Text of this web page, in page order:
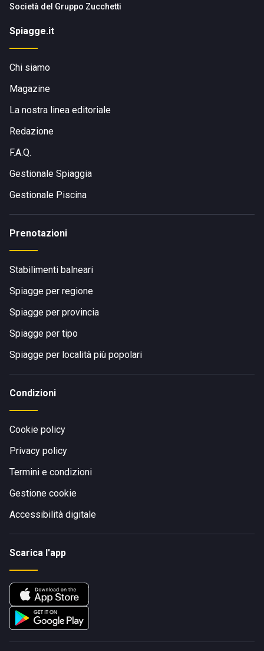
Società del Gruppo Zucchetti
Spiagge.it
Chi siamo
Magazine
La nostra linea editoriale
Redazione
F.A.Q.
Gestionale Spiaggia
Gestionale Piscina
Prenotazioni
Stabilimenti balneari
Spiagge per regione
Spiagge per provincia
Spiagge per tipo
Spiagge per località più popolari
Condizioni
Cookie policy
Privacy policy
Termini e condizioni
Gestione cookie
Accessibilità digitale
Scarica l'app